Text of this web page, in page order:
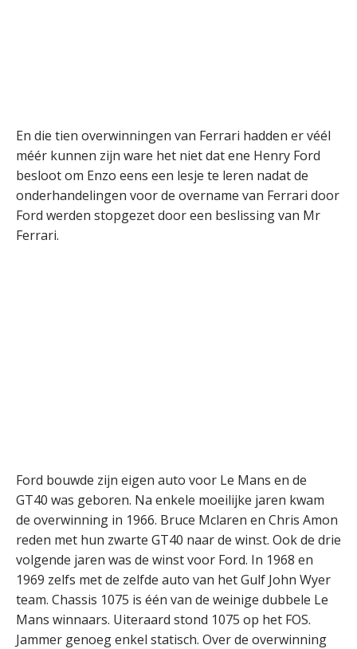
En die tien overwinningen van Ferrari hadden er véél
méér kunnen zijn ware het niet dat ene Henry Ford
besloot om Enzo eens een lesje te leren nadat de
onderhandelingen voor de overname van Ferrari door
Ford werden stopgezet door een beslissing van Mr
Ferrari.
Ford bouwde zijn eigen auto voor Le Mans en de
GT40 was geboren. Na enkele moeilijke jaren kwam
de overwinning in 1966. Bruce Mclaren en Chris Amon
reden met hun zwarte GT40 naar de winst. Ook de drie
volgende jaren was de winst voor Ford. In 1968 en
1969 zelfs met de zelfde auto van het Gulf John Wyer
team. Chassis 1075 is één van de weinige dubbele Le
Mans winnaars. Uiteraard stond 1075 op het FOS.
Jammer genoeg enkel statisch. Over de overwinning